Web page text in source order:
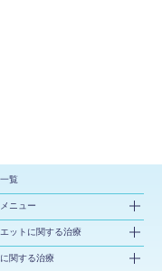
覧
ニュー
ットに関する治療
関する治療